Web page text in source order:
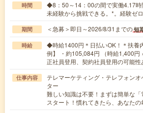
時間
◆8：50～14：00の間で実働4.17時
未経験から挑戦できる。*。経験ゼ
期間 ＜急募＞即日～2026/8/31までの短
時給
◆時給1400円＊日払いOK！＊扶養
例】 ・約105,084円 （時給1,400円
正社員登用、契約社員登用の可能性
仕事内容
テレマーケティング・テレフォン
ター
難しい知識は不要！まずは簡単な
スタート！慣れてきたら、あなた